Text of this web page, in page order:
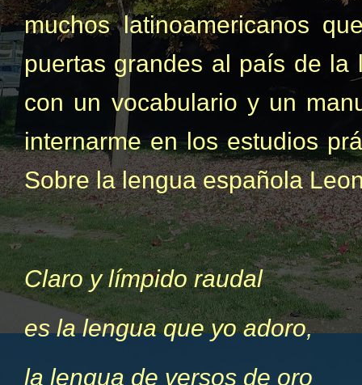
muchos latinoamericanos
puertas grandes al país de
con un vocabulario y un
internarme en los estudios
Sobre la lengua española
Claro y límpido raudal
es la lengua que yo adoro,
la lengua de versos de oro